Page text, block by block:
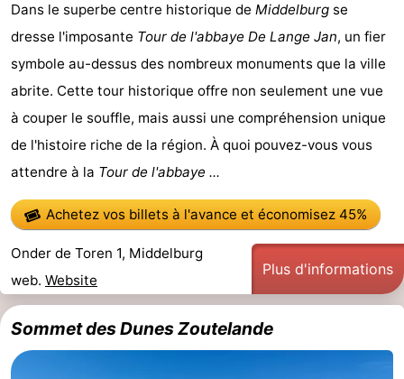
Cadzand
-
Nature
Het
Zwin
Météo
Contact
Dans le superbe centre historique de Middelburg se
dresse l'imposante Tour de l'abbaye De Lange Jan, un fier
symbole au-dessus des nombreux monuments que la ville
abrite. Cette tour historique offre non seulement une vue
à couper le souffle, mais aussi une compréhension unique
de l'histoire riche de la région. À quoi pouvez-vous vous
attendre à la Tour de l'abbaye ...
Achetez vos billets à l'avanceet économisez 45%
Onder de Toren 1, Middelburg
web. Website
Plus d'informations
Sommet des Dunes Zoutelande